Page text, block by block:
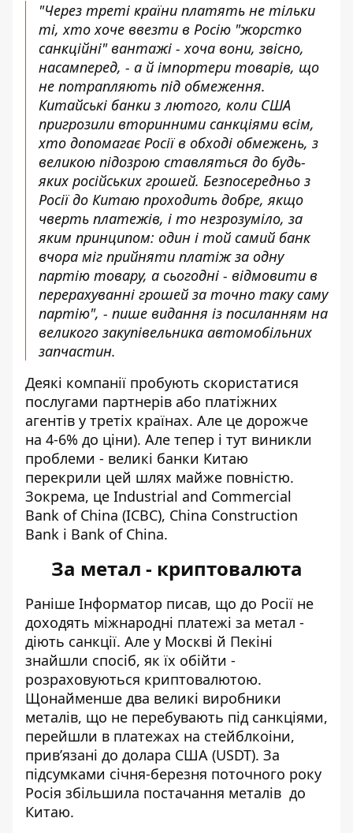
"Через треті країни платять не тільки
ті, хто хоче ввезти в Росію "жорстко
санкційні" вантажі - хоча вони, звісно,
насамперед, - а й імпортери товарів, що
не потрапляють під обмеження.
Китайські банки з лютого, коли США
пригрозили вторинними санкціями всім,
хто допомагає Росії в обході обмежень, з
великою підозрою ставляться до будь-
яких російських грошей. Безпосередньо з
Росії до Китаю проходить добре, якщо
чверть платежів, і то незрозуміло, за
яким принципом: один і той самий банк
вчора міг прийняти платіж за одну
партію товару, а сьогодні - відмовити в
перерахуванні грошей за точно таку саму
партію", - пише видання із посиланням на
великого закупівельника автомобільних
запчастин.
Деякі компанії пробують скористатися
послугами партнерів або платіжних
агентів у третіх країнах. Але це дорожче
на 4-6% до ціни). Але тепер і тут виникли
проблеми - великі банки Китаю
перекрили цей шлях майже повністю.
Зокрема, це Industrial and Commercial
Bank of China (ICBC), China Construction
Bank і Bank of China.
За метал - криптовалюта
Раніше Інформатор писав, що до Росії не
доходять міжнародні платежі за метал -
діють санкції. Але у Москві й Пекіні
знайшли спосіб, як їх обійти -
розраховуються криптовалютою.
Щонайменше два великі виробники
металів, що не перебувають під санкціями,
перейшли в платежах на стейблкоіни,
прив’язані до долара США (USDT). За
підсумками січня-березня поточного року
Росія збільшила постачання металів до
Китаю.